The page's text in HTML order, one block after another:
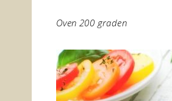
Oven 200 graden